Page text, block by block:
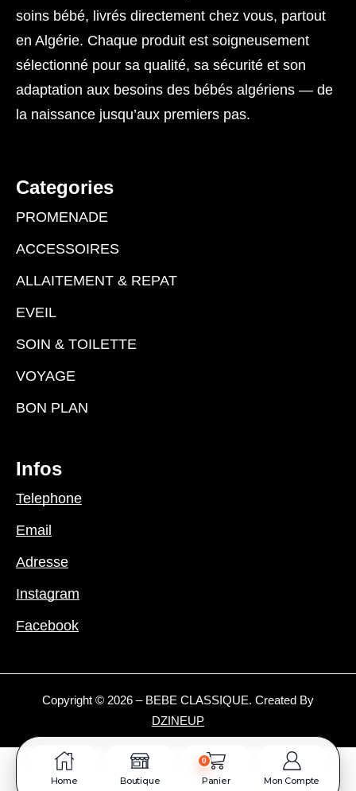
Home Boutique
0
Panier Mon Compte
soins bébé, livrés directement chez vous, partout
en Algérie. Chaque produit est soigneusement
sélectionné pour sa qualité, sa sécurité et son
adaptation aux besoins des bébés algériens — de
la naissance jusqu’aux premiers pas.
Categories
PROMENADE
ACCESSOIRES
ALLAITEMENT & REPAT
EVEIL
SOIN & TOILETTE
VOYAGE
BON PLAN
Infos
Telephone
Email
Adresse
Instagram
Facebook
Copyright © 2026 – BEBE CLASSIQUE. Created By
DZINEUP